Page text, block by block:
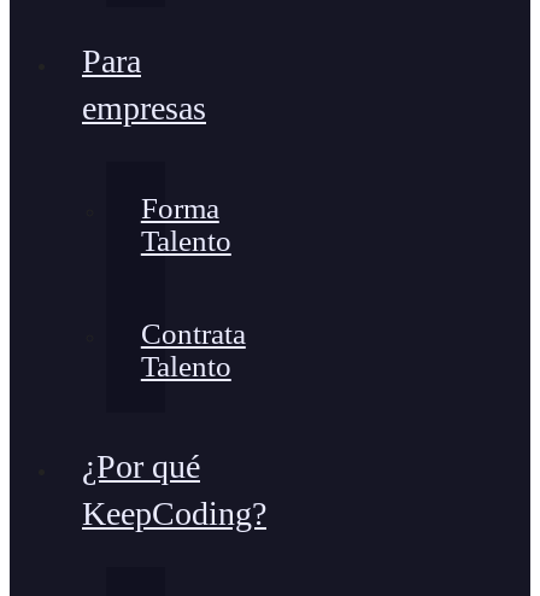
Para
empresas
Forma
Talento
Contrata
Talento
¿Por qué
KeepCoding?